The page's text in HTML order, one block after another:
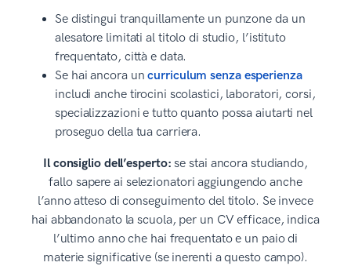
Se distingui tranquillamente un punzone da un
alesatore limitati al titolo di studio, l’istituto
frequentato, città e data.
Se hai ancora uncurriculum senza esperienza
includi anche tirocini scolastici, laboratori, corsi,
specializzazioni e tutto quanto possa aiutarti nel
proseguo della tua carriera.
Il consiglio dell’esperto: se stai ancora studiando,
fallo sapere ai selezionatori aggiungendo anche
l’anno atteso di conseguimento del titolo. Se invece
hai abbandonato la scuola, per un CV efficace, indica
l’ultimo anno che hai frequentato e un paio di
materie significative (se inerenti a questo campo).